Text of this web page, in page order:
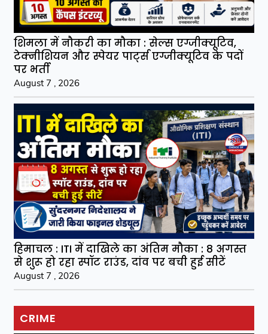
शिमला में नौकरी का मौका : सेल्स एग्जीक्यूटिव,
टेक्नीशियन और स्पेयर पार्ट्स एग्जीक्यूटिव के पदों
पर भर्ती
August 7 , 2026
हिमाचल : ITI में दाखिले का अंतिम मौका : 8 अगस्त
से शुरू हो रहा स्पॉट राउंड, दांव पर बची हुई सीटें
August 7 , 2026
CRIME